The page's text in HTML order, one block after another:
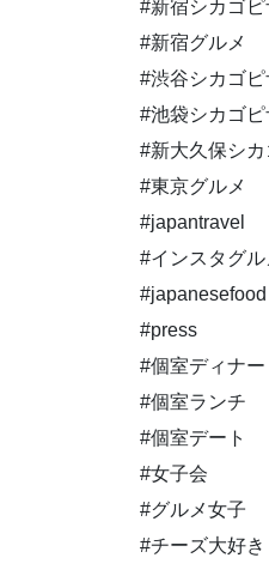
#新宿シカゴピ
#新宿グルメ
#渋谷シカゴピ
#池袋シカゴピ
#新大久保シ
#東京グルメ
#japantravel
#インスタグ
#japanesefood
#press
#個室ディナー
#個室ランチ
#個室デート
#女子会
#グルメ女子
#チーズ大好き